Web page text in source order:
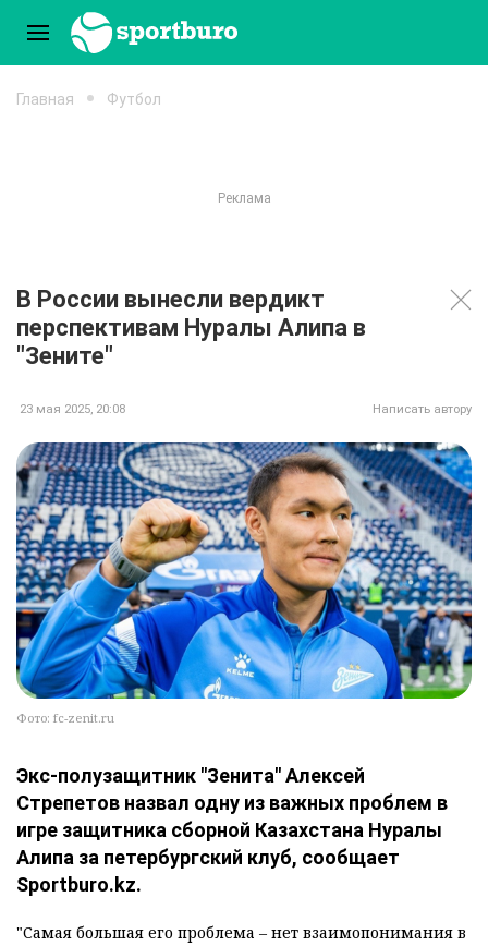
Главная Футбол
В России вынесли вердикт
перспективам Нуралы Алипа в
"Зените"
23 мая 2025, 20:08 Написать автору
Фото: fc-zenit.ru
Экс-полузащитник "Зенита" Алексей
Стрепетов назвал одну из важных проблем в
игре защитника сборной Казахстана Нуралы
Алипа за петербургский клуб, сообщает
Sportburo.kz.
"Самая большая его проблема – нет взаимопонимания в